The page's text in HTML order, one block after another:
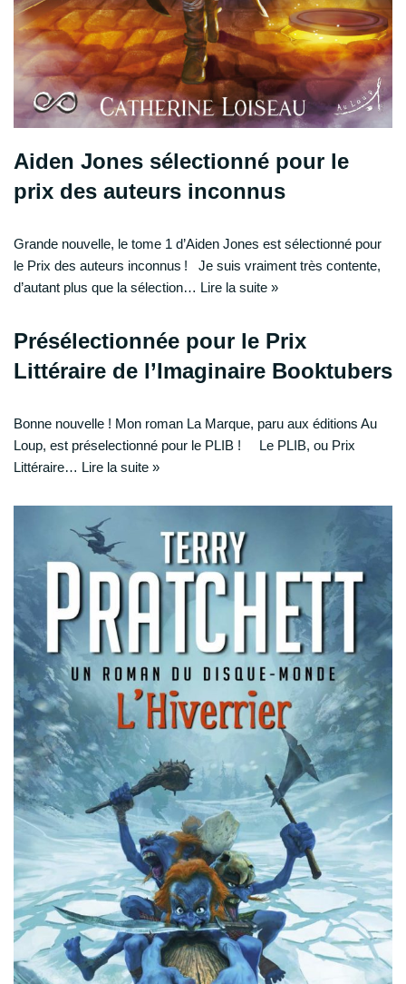
Aiden Jones sélectionné pour le
prix des auteurs inconnus
Grande nouvelle, le tome 1 d’Aiden Jones est sélectionné pour
le Prix des auteurs inconnus ! Je suis vraiment très contente,
d’autant plus que la sélection… Lire la suite »
Présélectionnée pour le Prix
Littéraire de l’Imaginaire Booktubers
Bonne nouvelle ! Mon roman La Marque, paru aux éditions Au
Loup, est préselectionné pour le PLIB ! Le PLIB, ou Prix
Littéraire… Lire la suite »